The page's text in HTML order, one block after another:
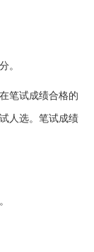
。
笔试成绩合格的
人选。笔试成绩